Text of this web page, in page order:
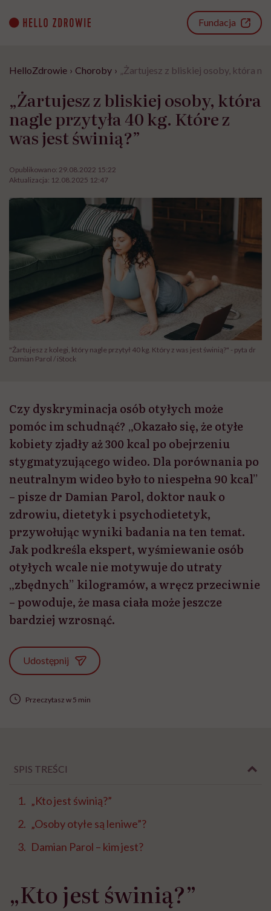
content
Fundacja
HelloZdrowie › Choroby › „Żartujesz z bliskiej osoby, która
„Żartujesz z bliskiej osoby, która
nagle przytyła 40 kg. Które z
was jest świnią?”
Opublikowano: 29.08.2022 15:22
Aktualizacja: 12.08.2025 12:47
"Żartujesz z kolegi, który nagle przytył 40 kg. Który z was jest świnią?" - pyta dr
Damian Parol / iStock
Czy dyskryminacja osób otyłych może
pomóc im schudnąć? „Okazało się, że otyłe
kobiety zjadły aż 300 kcal po obejrzeniu
stygmatyzującego wideo. Dla porównania po
neutralnym wideo było to niespełna 90 kcal”
– pisze dr Damian Parol, doktor nauk o
zdrowiu, dietetyk i psychodietetyk,
przywołując wyniki badania na ten temat.
Jak podkreśla ekspert, wyśmiewanie osób
otyłych wcale nie motywuje do utraty
„zbędnych” kilogramów, a wręcz przeciwnie
– powoduje, że masa ciała może jeszcze
bardziej wzrosnąć.
Udostępnij
Przeczytasz w 5 min
SPIS TREŚCI
„Kto jest świnią?”
„Osoby otyłe są leniwe”?
Damian Parol – kim jest?
„Kto jest świnią?”